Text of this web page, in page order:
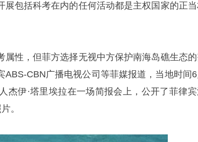
展包括科考在内的任何活动都是主权国家的正
属性，但菲方选择无视中方保护南海岛礁生态
ABS-CBN广播电视公司等菲媒报道，当地时间
杰伊·塔里埃拉在一场简报会上，公开了菲律
。